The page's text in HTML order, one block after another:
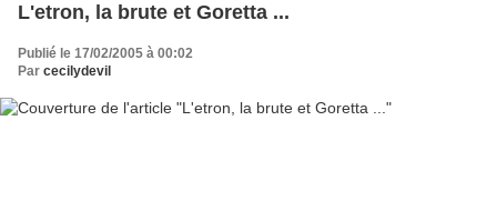
L'etron, la brute et Goretta ...
Publié le 17/02/2005 à 00:02
Par cecilydevil